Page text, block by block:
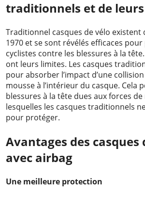
traditionnels et de
Traditionnel casques de vélo existent
1970 et se sont révélés efficaces
cyclistes contre les blessures à la
ont leurs limites. Les casques
pour absorber l’impact d’une
mousse à l’intérieur du casque. Cela
blessures à la tête dues aux forces
lesquelles les casques traditionnels
pour protéger.
Avantages des casques
avec airbag
Une meilleure protection